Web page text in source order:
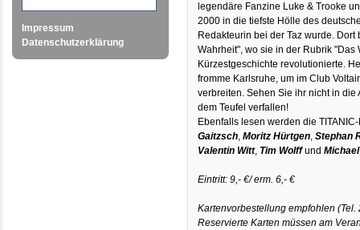
Impressum
Datenschutzerklärung
legendäre Fanzine Luke & Trooke
2000 in die tiefste Hölle des
Redakteurin bei der Taz wurde.
Wahrheit", wo sie in der Rubrik "Das
Kürzestgeschichte revolutionierte.
fromme Karlsruhe, um im Club
verbreiten. Sehen Sie ihr nicht in
dem Teufel verfallen!
Ebenfalls lesen werden die
Gaitzsch,Moritz Hürtgen,Stephan
Valentin Witt, Tim Wolffund
Eintritt: 9,- €/ erm. 6,- €
Kartenvorbestellung empfohlen (Tel.
Reservierte Karten müssen am